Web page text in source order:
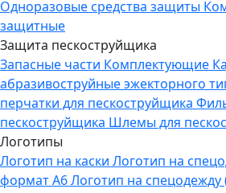
Одноразовые средства защиты
защитные
Защита пескоструйщика
Запасные части Комплектующие
абразивоструйные эжекторного
перчатки для пескоструйщика
пескоструйщика Шлемы для
Логотипы
Логотип на каски Логотип на
формат А6Логотип на